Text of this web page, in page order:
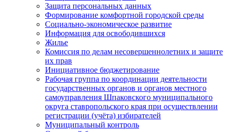
Защита персональных данных
Формирование комфортной городской среды
Социально-экономическое развитие
Информация для освободившихся
Жилье
Комиссия по делам несовершеннолетних и защите
их прав
Инициативное бюджетирование
Рабочая группа по координации деятельности
государственных органов и органов местного
самоуправления Шпаковского муниципального
округа ставропольского края при осуществлении
регистрации (учёта) избирателей
Муниципальный контроль